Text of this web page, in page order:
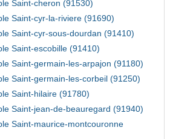
Saint-cheron (91530)
Saint-cyr-la-riviere (91690)
Saint-cyr-sous-dourdan (91410)
Saint-escobille (91410)
Saint-germain-les-arpajon (91180)
Saint-germain-les-corbeil (91250)
Saint-hilaire (91780)
Saint-jean-de-beauregard (91940)
Saint-maurice-montcouronne